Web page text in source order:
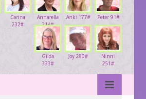
Peter 91#
Anki 177#
Annarella
214#
Carina
232#
Ninni
251#
Joy 280#
Gilda
333#